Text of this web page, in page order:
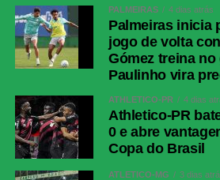
PALMEIRAS 4 dias atrás
Palmeiras inicia
jogo de volta
Gómez treina no
Paulinho vira
ATHLETICO-PR 4 dias
Athletico-PR
0 e abre
Copa do Brasil
ATLÉTICO-MG 3 dias